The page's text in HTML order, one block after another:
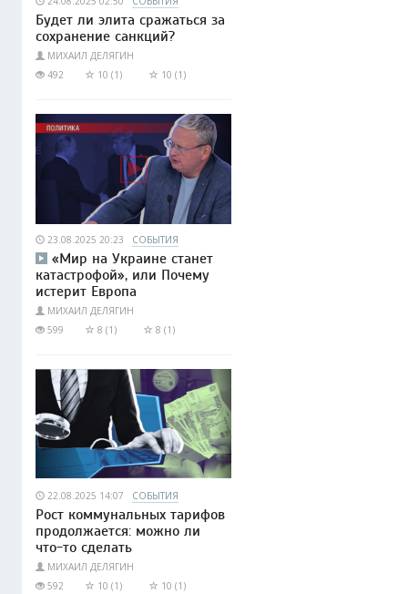
Будет ли элита сражаться за
сохранение санкций?
МИХАИЛ ДЕЛЯГИН
492
10 (1) 10 (1)
23.08.2025 20:23 СОБЫТИЯ
«Мир на Украине станет
катастрофой», или Почему
истерит Европа
МИХАИЛ ДЕЛЯГИН
599
8 (1) 8 (1)
22.08.2025 14:07 СОБЫТИЯ
Рост коммунальных тарифов
продолжается: можно ли
что-то сделать
МИХАИЛ ДЕЛЯГИН
592
10 (1) 10 (1)